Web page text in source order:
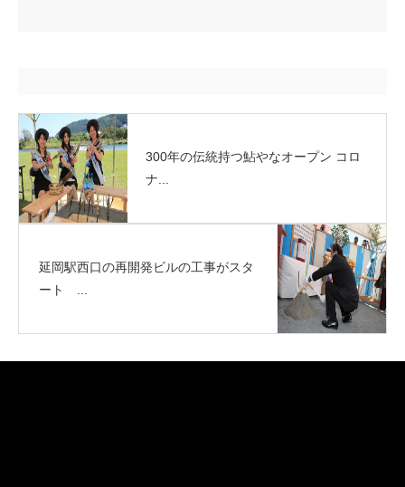
300年の伝統持つ鮎やなオープン コロ
ナ...
延岡駅西口の再開発ビルの工事がスタ
ート ...